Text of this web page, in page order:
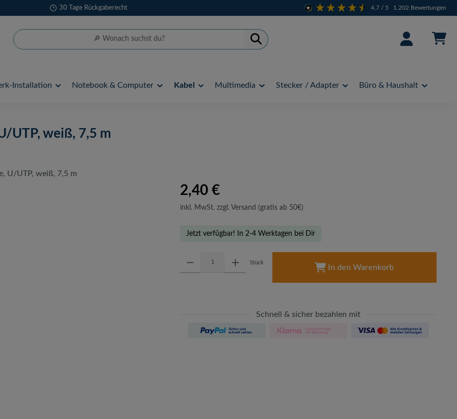
30 Tage Rückgaberecht 4,7 / 5 1.202 Bewertungen
Installation Notebook & Computer Kabel Multimedia Stecker / Adapter Büro & Haushalt
UTP, weiß, 7,5 m
2,40 €
inkl. MwSt. zzgl. Versand (gratis ab 50€)
Jetzt verfügbar! In 2-4 Werktagen bei Dir
Stück
In den Warenkorb
Schnell & sicher bezahlen mit